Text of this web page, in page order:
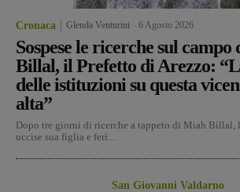
Cronaca Glenda Venturini 6 Agosto 2026
Sospese le ricerche sul
Billal, il Prefetto di Arezzo:
delle istituzioni su questa
alta”
Dopo tre giorni di ricerche a tappeto di Miah Billal,
uccise sua figlia e ferì...
San Giovanni Valdarno